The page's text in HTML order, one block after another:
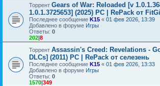
Торрент Gears of War: Reloaded [v
1.0.1.3725653] (2025) PC | RePack от
Последнее сообщение K15 « 01 фев 2026, 13:39
Добавлено в форуме Игры
Ответы: 0
202|8
Торрент Assassin's Creed: Revelations -
DLCs] (2011) PC | RePack от селезень
Последнее сообщение K15 « 01 фев 2026, 13:33
Добавлено в форуме Игры
Ответы: 0
1570|349